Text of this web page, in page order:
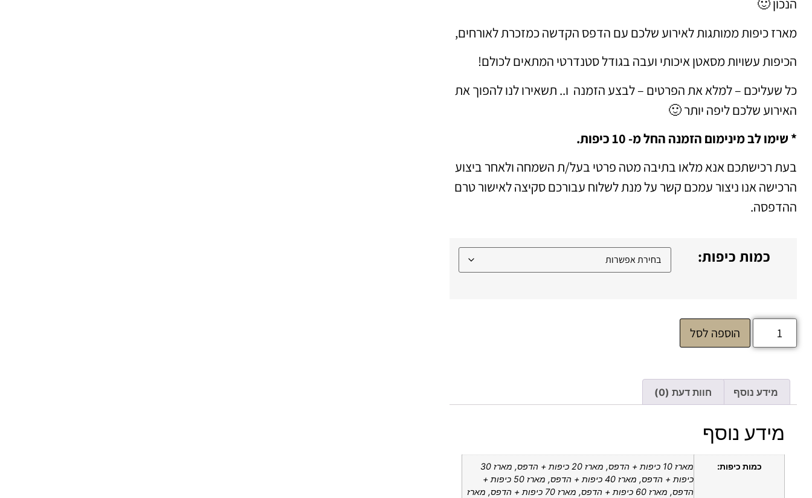
הנכון 🙂
מארז כיפות ממותגות לאירוע שלכם עם הדפס הקדשה כמזכרת לאורחים,
הכיפות עשויות מסאטן איכותי ועבה בגודל סטנדרטי המתאים לכולם!
כל שעליכם – למלא את הפרטים – לבצע הזמנה ו.. תשאירו לנו להפוך את
האירוע שלכם ליפה יותר 🙂
* שימו לב מינימום הזמנה החל מ- 10 כיפות.
בעת רכישתכם אנא מלאו בתיבה מטה פרטי בעל/ת השמחה ולאחר ביצוע
הרכישה אנו ניצור עמכם קשר על מנת לשלוח עבורכם סקיצה לאישור טרם
ההדפסה.
כמות כיפות:
הוספה לסל
מידע נוסף חוות דעת (0)
מידע נוסף
כמות כיפות:
מארז 10 כיפות + הדפס, מארז 20 כיפות + הדפס, מארז 30
כיפות + הדפס, מארז 40 כיפות + הדפס, מארז 50 כיפות +
הדפס, מארז 60 כיפות + הדפס, מארז 70 כיפות + הדפס, מארז